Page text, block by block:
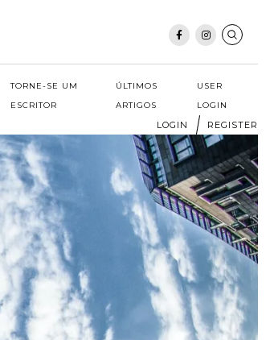
TORNE-SE UM
ESCRITOR
ÚLTIMOS
ARTIGOS
USER
LOGIN
LOGIN REGISTER